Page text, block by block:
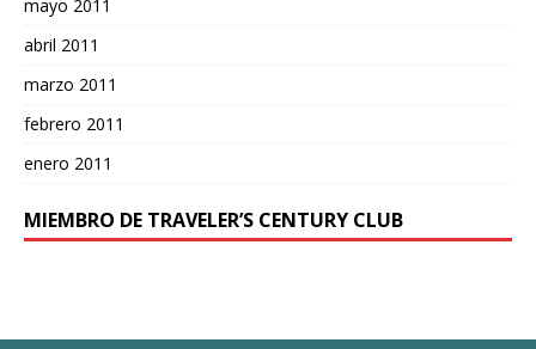
mayo 2011
abril 2011
marzo 2011
febrero 2011
enero 2011
MIEMBRO DE TRAVELER’S CENTURY CLUB